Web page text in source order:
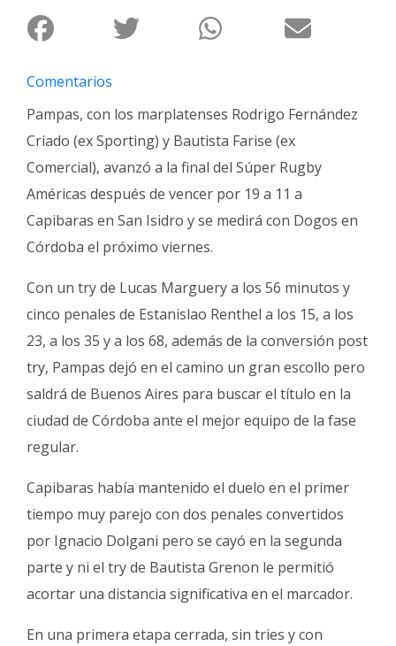
de
Familia
Clasificados
Fúnebres
Comentarios
Pampas, con los marplatenses Rodrigo Fernández
Criado (ex Sporting) y Bautista Farise (ex
Comercial), avanzó a la final del Súper Rugby
Américas después de vencer por 19 a 11 a
Capibaras en San Isidro y se medirá con Dogos en
Córdoba el próximo viernes.
Con un try de Lucas Marguery a los 56 minutos y
cinco penales de Estanislao Renthel a los 15, a los
23, a los 35 y a los 68, además de la conversión post
try, Pampas dejó en el camino un gran escollo pero
saldrá de Buenos Aires para buscar el título en la
ciudad de Córdoba ante el mejor equipo de la fase
regular.
Capibaras había mantenido el duelo en el primer
tiempo muy parejo con dos penales convertidos
por Ignacio Dolgani pero se cayó en la segunda
parte y ni el try de Bautista Grenon le permitió
acortar una distancia significativa en el marcador.
En una primera etapa cerrada, sin tries y con